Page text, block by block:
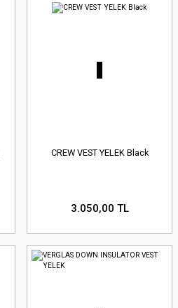
CREW VEST YELEK Black
3.050,00 TL